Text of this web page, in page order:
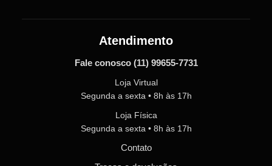
Atendimento
Fale conosco (11) 99655-7731
Loja Virtual
Segunda a sexta • 8h às 17h
Loja Física
Segunda a sexta • 8h às 17h
Contato